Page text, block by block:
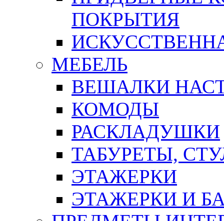
ПОКРЫТИЯ
МЕБЕЛЬ
ВЕШАЛКИ
КОМОДЫ
РАСКЛАДУШКИ
ТАБУРЕТЫ,
ЭТАЖЕРКИ
ЭТАЖЕРКИ И